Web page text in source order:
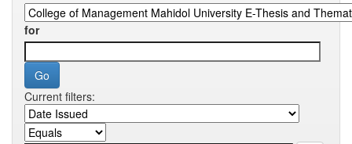
for
Current filters: